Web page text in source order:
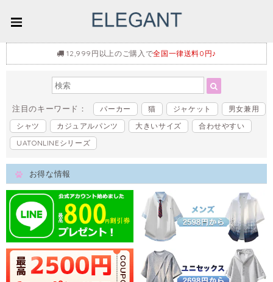
12,999円以上のご購入で全国一律送料0円♪
注目のキーワード： パーカー 猫 ジャケット
男女兼用
シャツ
カジュアルパンツ 大きいサイズ
合わせやすい
UATONLINEシリーズ
お得な情報